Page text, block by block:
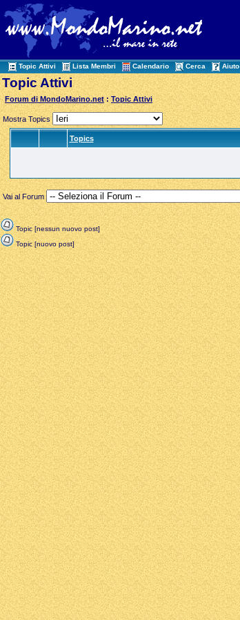
Topic Attivi Lista Membri Calendario Cerca Aiuto
Topic Attivi
Forum di MondoMarino.net :Topic Attivi
Mostra Topics
Topics
Vai al Forum
Topic [nessun nuovo post]
Topic [nuovo post]